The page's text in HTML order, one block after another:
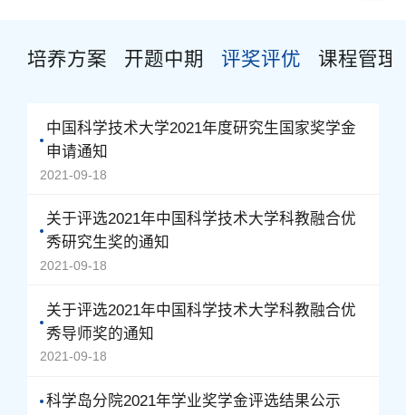
培养方案 开题中期 评奖评优 课程管理
中国科学技术大学2021年度研究生国家奖学金
申请通知
2021-09-18
关于评选2021年中国科学技术大学科教融合优
秀研究生奖的通知
2021-09-18
关于评选2021年中国科学技术大学科教融合优
秀导师奖的通知
2021-09-18
科学岛分院2021年学业奖学金评选结果公示